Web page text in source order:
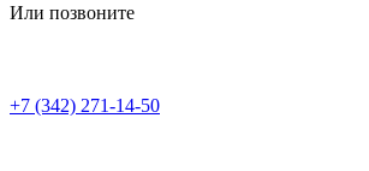
Или позвоните
+7 (342) 271-14-50